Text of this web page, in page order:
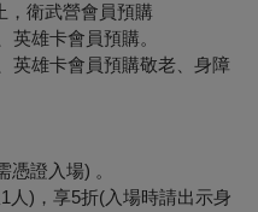
，衛武營會員預購
英雄卡會員預購。
英雄卡會員預購敬老、身障
5折(需憑證入場) 。
人)，享5折(入場時請出示身